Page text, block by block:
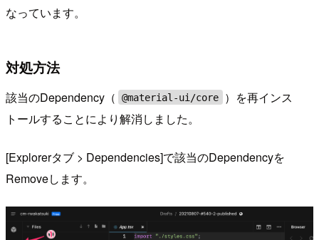
なっています。
対処方法
該当のDependency（ @material-ui/core
）を再インス
トールすることにより解消しました。
[Explorerタブ > Dependencies]で該当のDependencyを
Removeします。